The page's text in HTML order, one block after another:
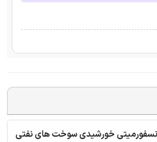
خورشیدی سوخت های نفتی